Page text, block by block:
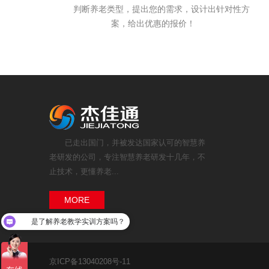
判断养老类型，提出您的需求，设计出针对性方
案，给出优惠的报价！
已走出国门，并被发达国家认可的智慧养
老研发的公司，专注智慧养老研发十几年，不
止技术，更懂养老...
MORE
京ICP备13040208号-11
您是找机构养老系统方案吗？
是了解养老教学实训方案吗？